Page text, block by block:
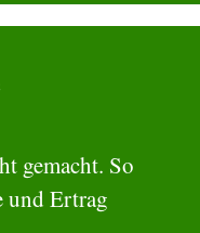
gemacht. So
und Ertrag